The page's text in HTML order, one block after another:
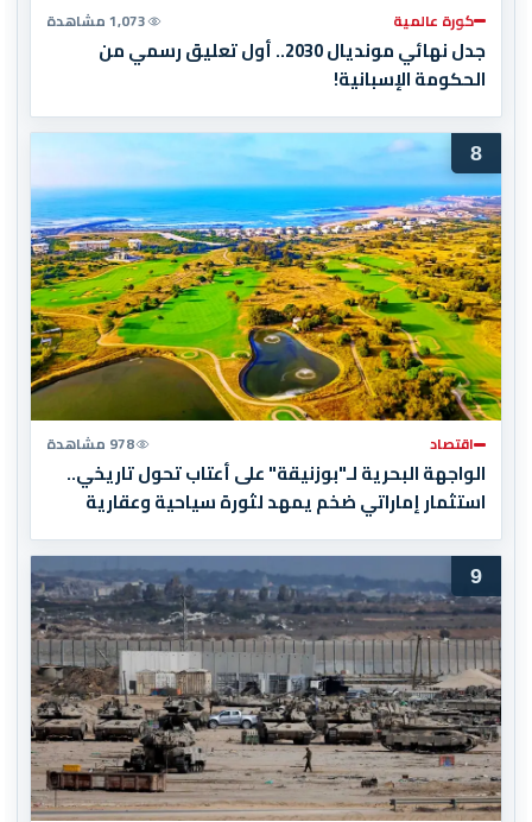
كورة عالمية 1,073 مشاهدة
جدل نهائي مونديال 2030.. أول تعليق رسمي من
الحكومة الإسبانية!
8
اقتصاد 978 مشاهدة
الواجهة البحرية لـ"بوزنيقة" على أعتاب تحول تاريخي..
استثمار إماراتي ضخم يمهد لثورة سياحية وعقارية
9